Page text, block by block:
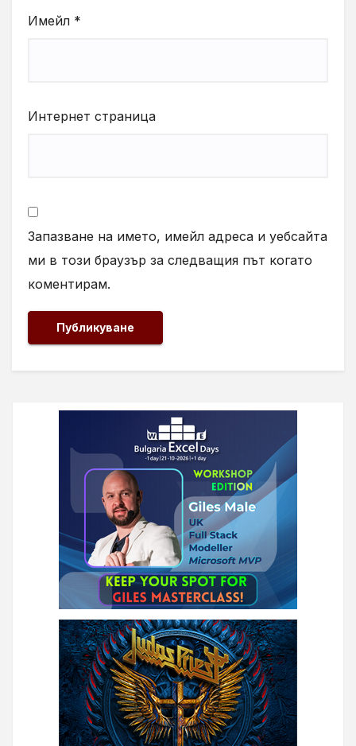
Имейл *
Интернет страница
Запазване на името, имейл адреса и уебсайта
ми в този браузър за следващия път когато
коментирам.